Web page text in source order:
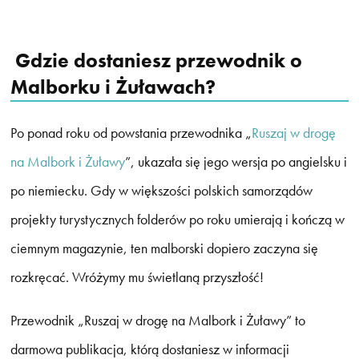
Gdzie dostaniesz przewodnik o
Malborku i Żuławach?
Po ponad roku od powstania przewodnika „Ruszaj w drogę
na Malbork i Żuławy”, ukazała się jego wersja po angielsku i
po niemiecku. Gdy w większości polskich samorządów
projekty turystycznych folderów po roku umierają i kończą w
ciemnym magazynie, ten malborski dopiero zaczyna się
rozkręcać. Wróżymy mu świetlaną przyszłość!
Przewodnik „Ruszaj w drogę na Malbork i Żuławy” to
darmowa publikacja, którą dostaniesz w informacji